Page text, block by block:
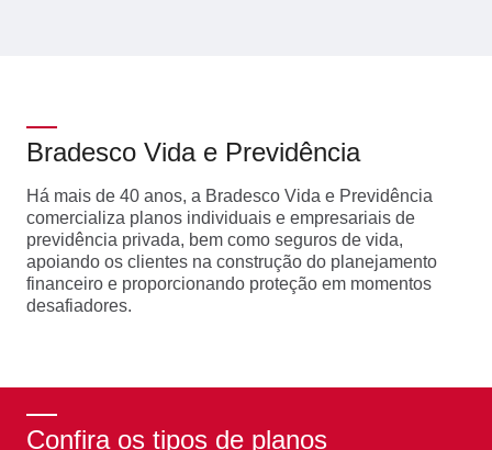
Bradesco Vida e Previdência
Há mais de 40 anos, a Bradesco Vida e Previdência
comercializa planos individuais e empresariais de
previdência privada, bem como seguros de vida,
apoiando os clientes na construção do planejamento
financeiro e proporcionando proteção em momentos
desafiadores.
Confira os tipos de planos